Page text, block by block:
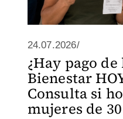
24.07.2026/
¿Hay pago
Bienestar
Consulta si
mujeres de